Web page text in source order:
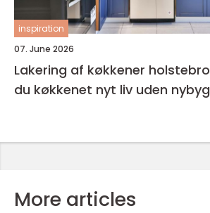
inspiration
07. June 2026
Lakering af køkkener holstebro sådan giver
du køkkenet nyt liv uden nybyg
More articles